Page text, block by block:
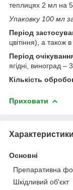
теплицях 2 мл на
Упаковку 100 мл
Період
цвітіння), а також
Період
ягідні, виноград –
Кількість
Приховати
Характеристики
Основні
Препаративна
Шкідливий об'єкт